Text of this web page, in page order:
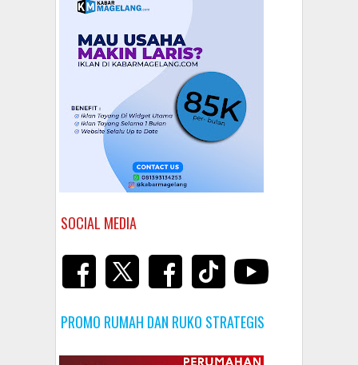
SOCIAL MEDIA
PROMO RUMAH DAN RUKO STRATEGIS